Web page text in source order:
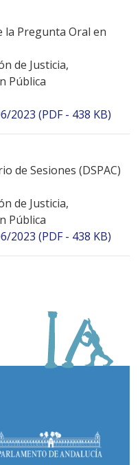
la Pregunta Oral en
de Justicia,
Pública
2023 (PDF - 438 KB)
de Sesiones (DSPAC)
de Justicia,
Pública
2023 (PDF - 438 KB)